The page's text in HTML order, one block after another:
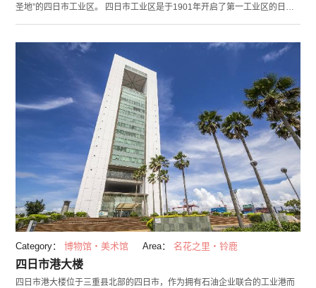
圣地”的四日市工业区。 四日市工业区是于1901年开启了第一工业区的日本
一幅近未来的美丽光景。 夜景欣赏路线共有“60分钟游船”“90分钟游船”和“活
动游船”三种不同的选择，经过的景点和船的类型有所区别，您可以根据自己
的喜好来进行选择。在游船上还可以享受由企业联合OB的志愿者导游为您带
来的解说，不仅是欣赏夜景，请一并感受四日市的魅力吧！
Category： 博物馆・美术馆 Area： 名花之里・铃鹿
四日市港大楼
四日市港大楼位于三重县北部的四日市，作为拥有石油企业联合的工业港而